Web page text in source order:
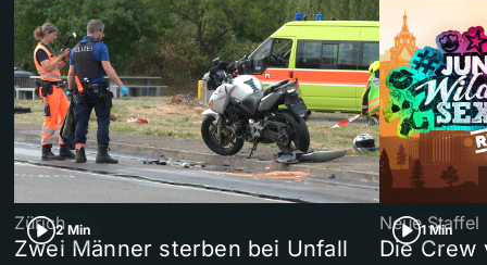
2 Min
Zürich
Zwei Männer sterben bei Unfall
1 Min
Neue Staffel
Die Crew